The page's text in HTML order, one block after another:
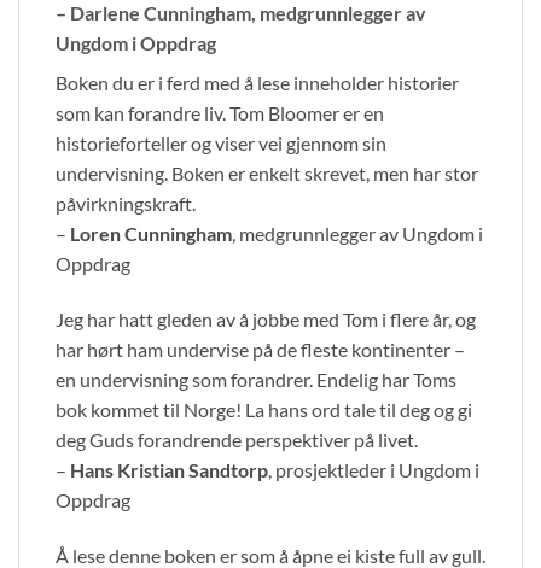
– Darlene Cunningham, medgrunnlegger av
Ungdom i Oppdrag
Boken du er i ferd med å lese inneholder historier
som kan forandre liv. Tom Bloomer er en
historieforteller og viser vei gjennom sin
undervisning. Boken er enkelt skrevet, men har stor
påvirkningskraft.
– Loren Cunningham, medgrunnlegger av Ungdom i
Oppdrag
Jeg har hatt gleden av å jobbe med Tom i flere år, og
har hørt ham undervise på de fleste kontinenter –
en undervisning som forandrer. Endelig har Toms
bok kommet til Norge! La hans ord tale til deg og gi
deg Guds forandrende perspektiver på livet.
– Hans Kristian Sandtorp, prosjektleder i Ungdom i
Oppdrag
Å lese denne boken er som å åpne ei kiste full av gull.